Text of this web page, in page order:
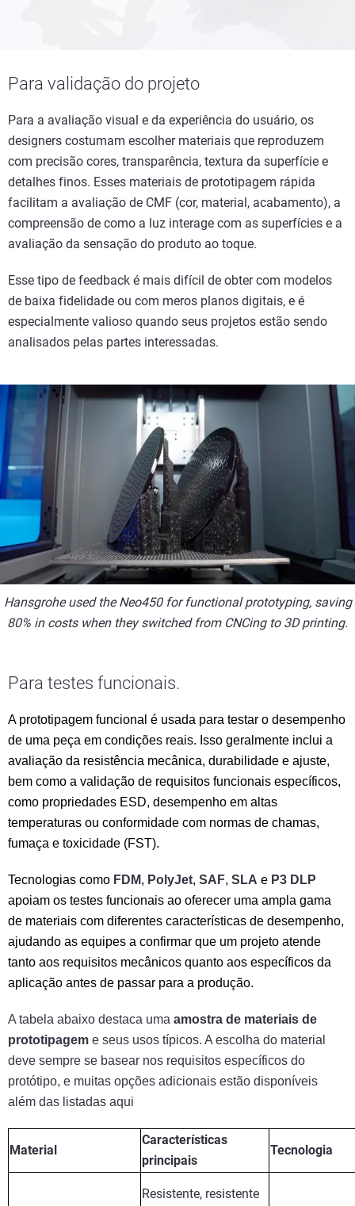
Para validação do projeto
Para a avaliação visual e da experiência do usuário, os
designers costumam escolher materiais que reproduzem
com precisão cores, transparência, textura da superfície e
detalhes finos. Esses materiais de prototipagem rápida
facilitam a avaliação de CMF (cor, material, acabamento), a
compreensão de como a luz interage com as superfícies e a
avaliação da sensação do produto ao toque.
Esse tipo de feedback é mais difícil de obter com modelos
de baixa fidelidade ou com meros planos digitais, e é
especialmente valioso quando seus projetos estão sendo
analisados pelas partes interessadas.
Hansgrohe used the Neo450 for functional prototyping, saving
80% in costs when they switched from CNCing to 3D printing.
Para testes funcionais.
A prototipagem funcional é usada para testar o desempenho
de uma peça em condições reais. Isso geralmente inclui a
avaliação da resistência mecânica, durabilidade e ajuste,
bem como a validação de requisitos funcionais específicos,
como propriedades ESD, desempenho em altas
temperaturas ou conformidade com normas de chamas,
fumaça e toxicidade (FST).
Tecnologias como FDM, PolyJet, SAF, SLA e P3 DLP
apoiam os testes funcionais ao oferecer uma ampla gama
de materiais com diferentes características de desempenho,
ajudando as equipes a confirmar que um projeto atende
tanto aos requisitos mecânicos quanto aos específicos da
aplicação antes de passar para a produção.
A tabela abaixo destaca uma amostra de materiais de
prototipagem e seus usos típicos. A escolha do material
deve sempre se basear nos requisitos específicos do
protótipo, e muitas opções adicionais estão disponíveis
além das listadas aqui
Material
Características
principais
Tecnologia
Resistente, resistente